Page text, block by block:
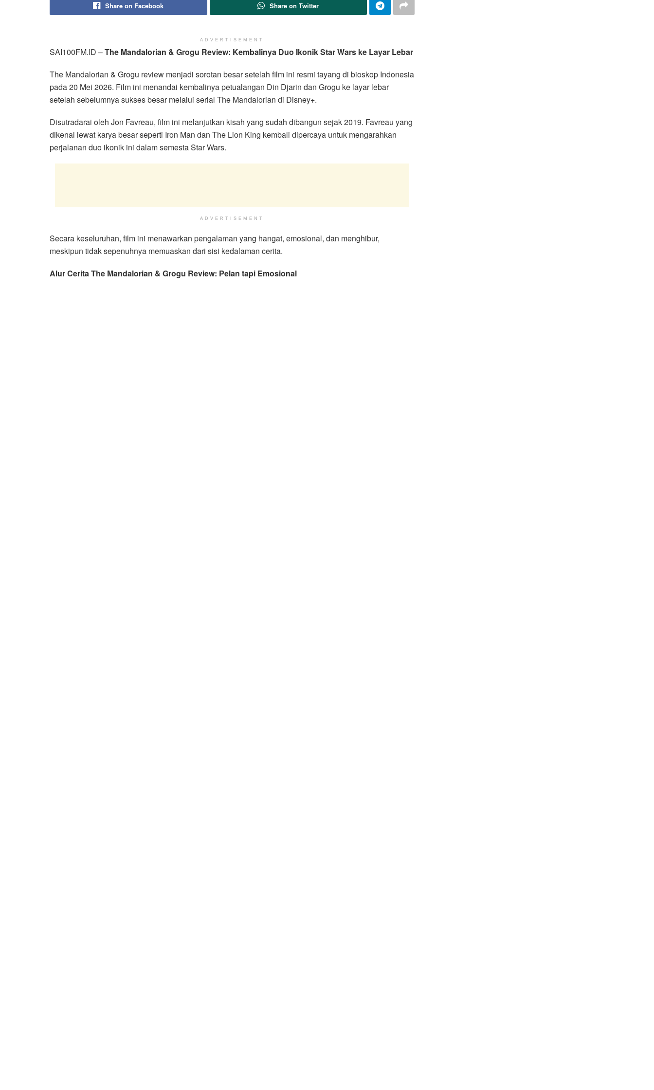
Share on Facebook Share on Twitter
ADVERTISEMENT
SAI100FM.ID –The Mandalorian & Grogu Review: Kembalinya Duo Ikonik Star Wars ke Layar Lebar
The Mandalorian & Grogu review menjadi sorotan besar setelah film ini resmi tayang di bioskop Indonesia
pada 20 Mei 2026. Film ini menandai kembalinya petualangan Din Djarin dan Grogu ke layar lebar
setelah sebelumnya sukses besar melalui serial The Mandalorian di Disney+.
Disutradarai oleh Jon Favreau, film ini melanjutkan kisah yang sudah dibangun sejak 2019. Favreau yang
dikenal lewat karya besar seperti Iron Man dan The Lion King kembali dipercaya untuk mengarahkan
perjalanan duo ikonik ini dalam semesta Star Wars.
ADVERTISEMENT
Secara keseluruhan, film ini menawarkan pengalaman yang hangat, emosional, dan menghibur,
meskipun tidak sepenuhnya memuaskan dari sisi kedalaman cerita.
Alur Cerita The Mandalorian & Grogu Review: Pelan tapi Emosional